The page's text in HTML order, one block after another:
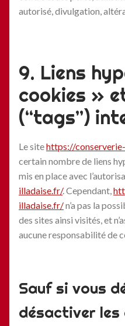
autorisé, divulgation,
9. Liens
cookies »
(“tags”)
Le sitehttps://
certain nombre de liens
mis en place avec
illadaise.fr/. Cependant,
illadaise.fr/n’a pas la
des sites ainsi visités, et
aucune responsabilité de
Sauf si vous
désactiver les